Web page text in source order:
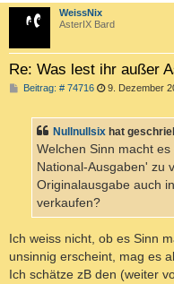
WeissNix
AsterIX Bard
Re: Was lest ihr außer
Beitrag: # 74716B
r
a
9. Dezember
Nullnullsix hat
Welchen Sinn macht
National-Ausgaben' zu
Originalausgabe auch
verkaufen?
Ich weiss nicht, ob es Sinn
unsinnig erscheint, mag es
Ich schätze zB den (weiter